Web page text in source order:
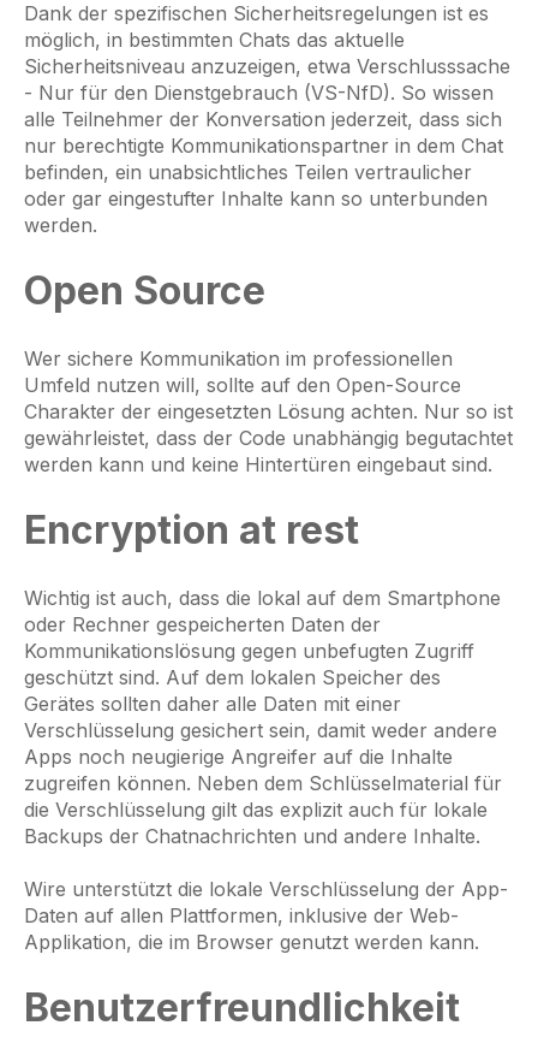
Dank der spezifischen Sicherheitsregelungen ist es
möglich, in bestimmten Chats das aktuelle
Sicherheitsniveau anzuzeigen, etwa Verschlusssache
- Nur für den Dienstgebrauch (VS-NfD). So wissen
alle Teilnehmer der Konversation jederzeit, dass sich
nur berechtigte Kommunikationspartner in dem Chat
befinden, ein unabsichtliches Teilen vertraulicher
oder gar eingestufter Inhalte kann so unterbunden
werden.
Open Source
Wer sichere Kommunikation im professionellen
Umfeld nutzen will, sollte auf den Open-Source
Charakter der eingesetzten Lösung achten. Nur so ist
gewährleistet, dass der Code unabhängig begutachtet
werden kann und keine Hintertüren eingebaut sind.
Encryption at rest
Wichtig ist auch, dass die lokal auf dem Smartphone
oder Rechner gespeicherten Daten der
Kommunikationslösung gegen unbefugten Zugriff
geschützt sind. Auf dem lokalen Speicher des
Gerätes sollten daher alle Daten mit einer
Verschlüsselung gesichert sein, damit weder andere
Apps noch neugierige Angreifer auf die Inhalte
zugreifen können. Neben dem Schlüsselmaterial für
die Verschlüsselung gilt das explizit auch für lokale
Backups der Chatnachrichten und andere Inhalte.
Wire unterstützt die lokale Verschlüsselung der App-
Daten auf allen Plattformen, inklusive der Web-
Applikation, die im Browser genutzt werden kann.
Benutzerfreundlichkeit